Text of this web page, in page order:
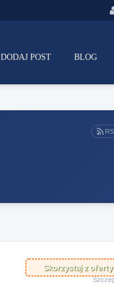
DODAJ POST BLOG
Skorzystaj z oferty